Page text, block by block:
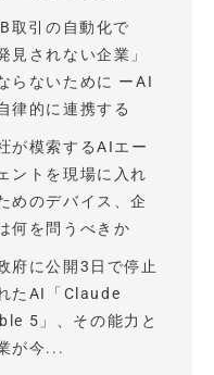
取引の自動化で
見されない企業」
らないために ーAI
律的に連携する
が模索するAIエー
ントを現場に入れ
めのデバイス、企
何を問うべきか
府に公開3日で停止
たAI「Claude
5」、その能力と
が今...